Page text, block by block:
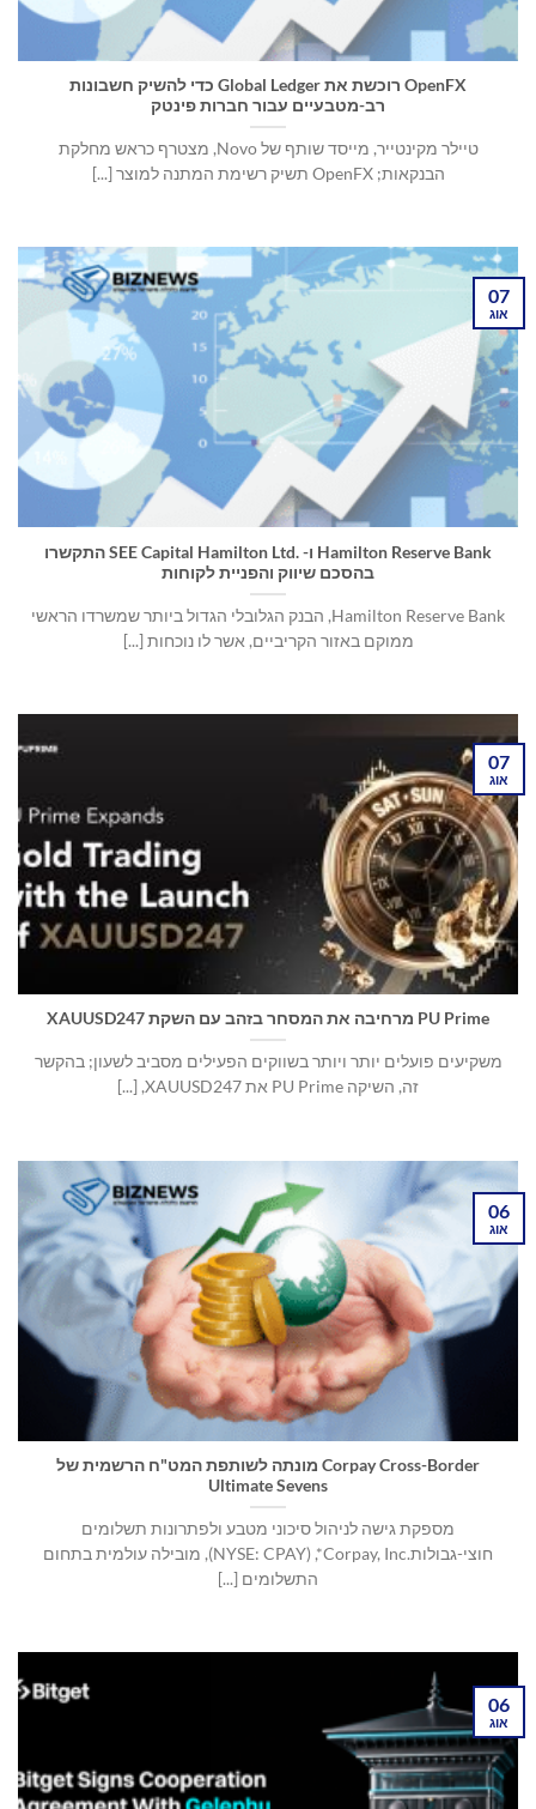
OpenFX רוכשת את Global Ledger כדי להשיק חשבונות
רב-מטבעיים עבור חברות פינטק
טיילר מקינטייר, מייסד שותף של Novo, מצטרף כראש מחלקת
הבנקאות; OpenFX תשיק רשימת המתנה למוצר [...]
Hamilton Reserve Bank ו- SEE Capital Hamilton Ltd.‎ התקשרו
בהסכם שיווק והפניית לקוחות
Hamilton Reserve Bank, הבנק הגלובלי הגדול ביותר שמשרדו הראשי
ממוקם באזור הקריביים, אשר לו נוכחות [...]
07
אוג
PU Prime מרחיבה את המסחר בזהב עם השקת XAUUSD247
משקיעים פועלים יותר ויותר בשווקים הפעילים מסביב לשעון; בהקשר
זה, השיקה PU Prime את XAUUSD247, [...]
07
אוג
Corpay Cross-Border מונתה לשותפת המט"ח הרשמית של
Ultimate Sevens
מספקת גישה לניהול סיכוני מטבע ולפתרונות תשלומים
חוצי-גבולותCorpay, Inc.‎*, ‏(NYSE: CPAY), מובילה עולמית בתחום
התשלומים [...]
06
אוג
06
אוג